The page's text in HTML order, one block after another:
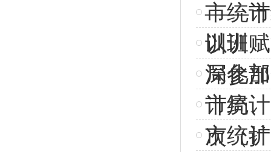
——市
市统
训班
以训
局参
深化
计局
市统
次（
市统